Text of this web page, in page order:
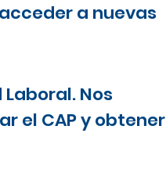
a nuevas
Nos
el CAP y obtener